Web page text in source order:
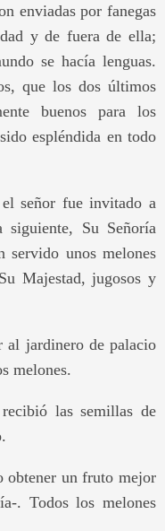
enviadas por fanegas
y de fuera de ella;
se hacía lenguas.
que los dos últimos
buenos para los
espléndida en todo
señor fue invitado a
Su Señoría
servido unos melones
Majestad, jugosos y
al jardinero de palacio
melones.
las semillas de
obtener un fruto mejor
. Todos los melones